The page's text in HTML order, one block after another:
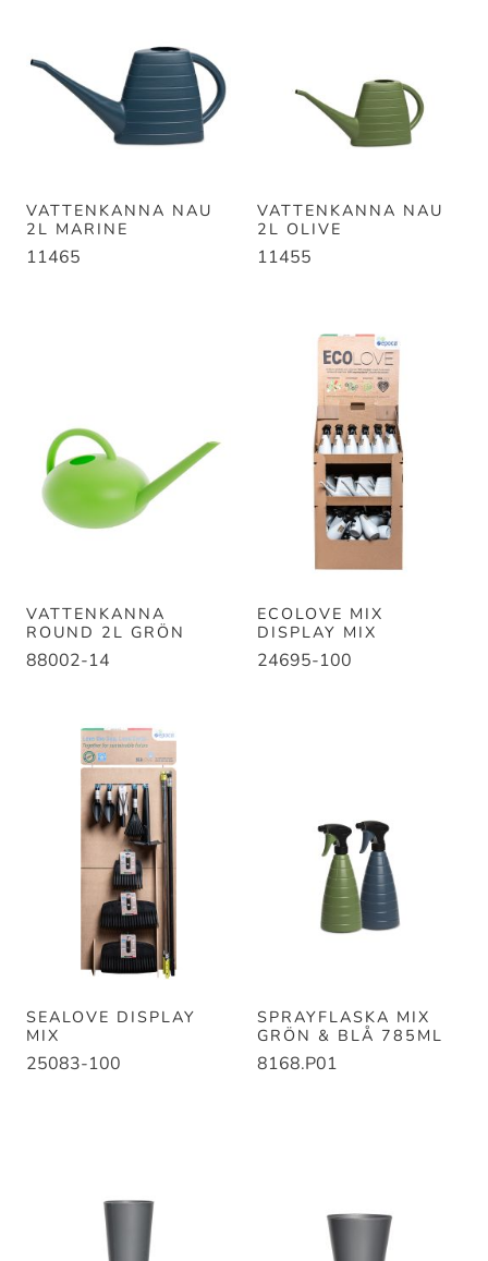
VATTENKANNA NAU
2L MARINE
11465
VATTENKANNA NAU
2L OLIVE
11455
VATTENKANNA
ROUND 2L GRÖN
88002-14
ECOLOVE MIX
DISPLAY MIX
24695-100
SEALOVE DISPLAY
MIX
25083-100
SPRAYFLASKA MIX
GRÖN & BLÅ 785ML
8168.P01